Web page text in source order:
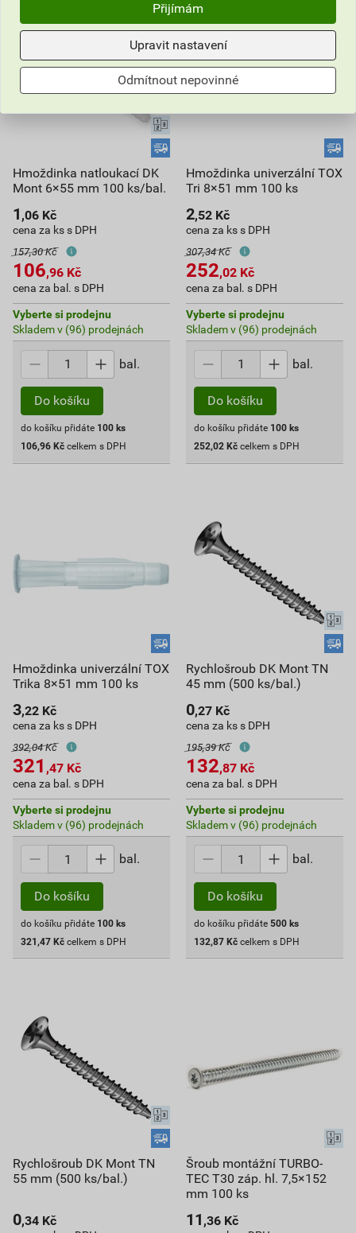
Hmoždinka natloukací DK
Mont 6×55 mm 100 ks/bal.
1 ,06 Kč
cena za ks s DPH
157,30 Kč
106,96 Kč
cena za bal. s DPH
Vyberte si prodejnu
Skladem v (96) prodejnách
bal.
Do košíku
do košíku přidáte 100 ks
106,96 Kč celkem s DPH
Hmoždinka univerzální TOX
Tri 8×51 mm 100 ks
2,52 Kč
cena za ks s DPH
307,34 Kč
252,02 Kč
cena za bal. s DPH
Vyberte si prodejnu
Skladem v (96) prodejnách
bal.
Do košíku
do košíku přidáte 100 ks
252,02 Kč celkem s DPH
Hmoždinka univerzální TOX
Trika 8×51 mm 100 ks
3,22 Kč
cena za ks s DPH
392,04 Kč
321 ,47 Kč
cena za bal. s DPH
Vyberte si prodejnu
Skladem v (96) prodejnách
bal.
Do košíku
do košíku přidáte 100 ks
321,47 Kč celkem s DPH
Rychlošroub DK Mont TN
45 mm (500 ks/bal.)
0,27 Kč
cena za ks s DPH
195,39 Kč
132,87 Kč
cena za bal. s DPH
Vyberte si prodejnu
Skladem v (96) prodejnách
bal.
Do košíku
do košíku přidáte 500 ks
132,87 Kč celkem s DPH
Rychlošroub DK Mont TN
55 mm (500 ks/bal.)
0,34 Kč
Šroub montážní TURBO-
TEC T30 záp. hl. 7,5×152
mm 100 ks
11 ,36 Kč
Přijímám
Upravit nastavení
Odmítnout nepovinné